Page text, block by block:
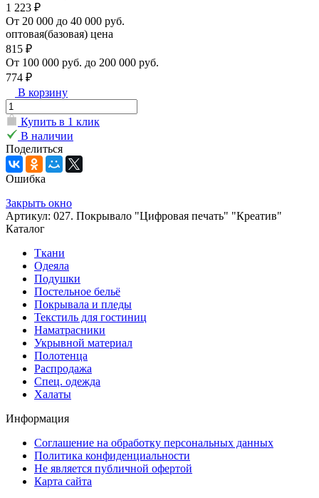
1 223 ₽
От 20 000 до 40 000 руб.
оптовая(базовая) цена
815 ₽
От 100 000 руб. до 200 000 руб.
774 ₽
В корзину
Купить в 1 клик
В наличии
Поделиться
Ошибка
Закрыть окно
Артикул: 027. Покрывало "Цифровая печать" "Креатив"
Каталог
Ткани
Одеяла
Подушки
Постельное бельё
Покрывала и пледы
Текстиль для гостиниц
Наматрасники
Укрывной материал
Полотенца
Распродажа
Спец. одежда
Халаты
Информация
Соглашение на обработку персональных данных
Политика конфиденциальности
Не является публичной офертой
Карта сайта